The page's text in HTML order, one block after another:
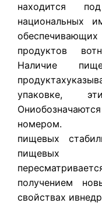
находится
национальных
продуктов
Наличие
упаковке,
номером.
пищевых
пищевых
получением
свойствах